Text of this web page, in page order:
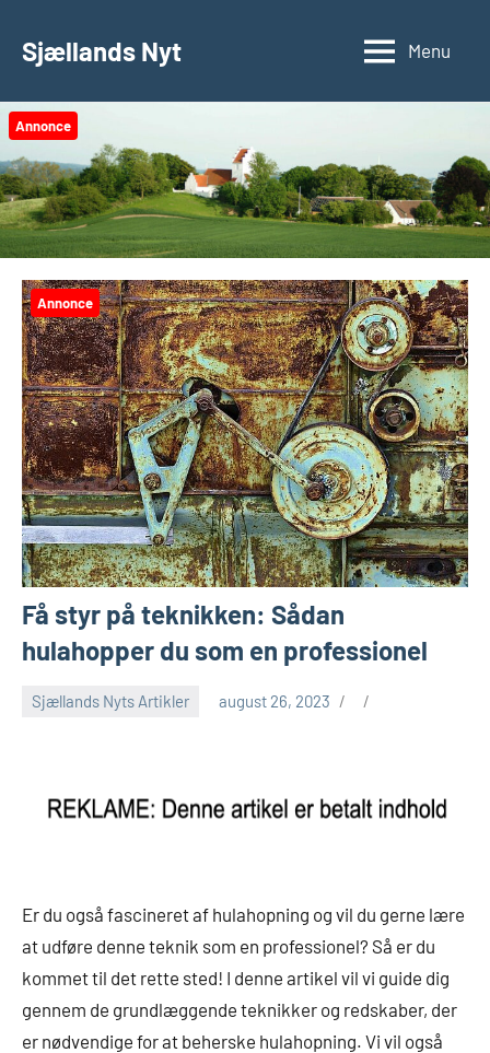
Sjællands Nyt Menu
Annonce
Annonce
Få styr på teknikken: Sådan
hulahopper du som en professionel
Sjællands Nyts Artikler august 26, 2023
Er du også fascineret af hulahopning og vil du gerne lære
at udføre denne teknik som en professionel? Så er du
kommet til det rette sted! I denne artikel vil vi guide dig
gennem de grundlæggende teknikker og redskaber, der
er nødvendige for at beherske hulahopning. Vi vil også